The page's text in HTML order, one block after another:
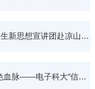
信通学院“信仰之光”大学生新思想宣讲团赴凉山州开展暑期实践研学纪实
传承红色基因，赓续红色血脉——电子科大“信仰之光”宣讲团赴冕宁开展实践研学